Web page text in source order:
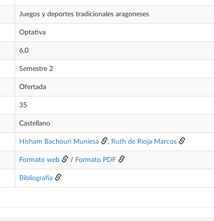
Juegos y deportes tradicionales aragoneses
Optativa
6,0
Semestre 2
Ofertada
35
Castellano
Hisham Bachouri Muniesa , Ruth de Rioja Marcos
Formato web / Formato PDF
Bibliografía